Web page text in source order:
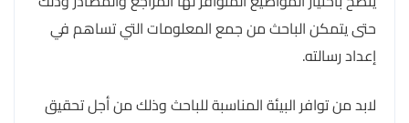
حتى يتمكن الباحث من جمع المعلومات التي تساهم في
إعداد رسالته.
لابد من توافر البيئة المناسبة للباحث وذلك من أجل تحقيق